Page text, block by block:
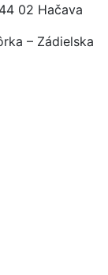
02 Hačava
– Zádielska